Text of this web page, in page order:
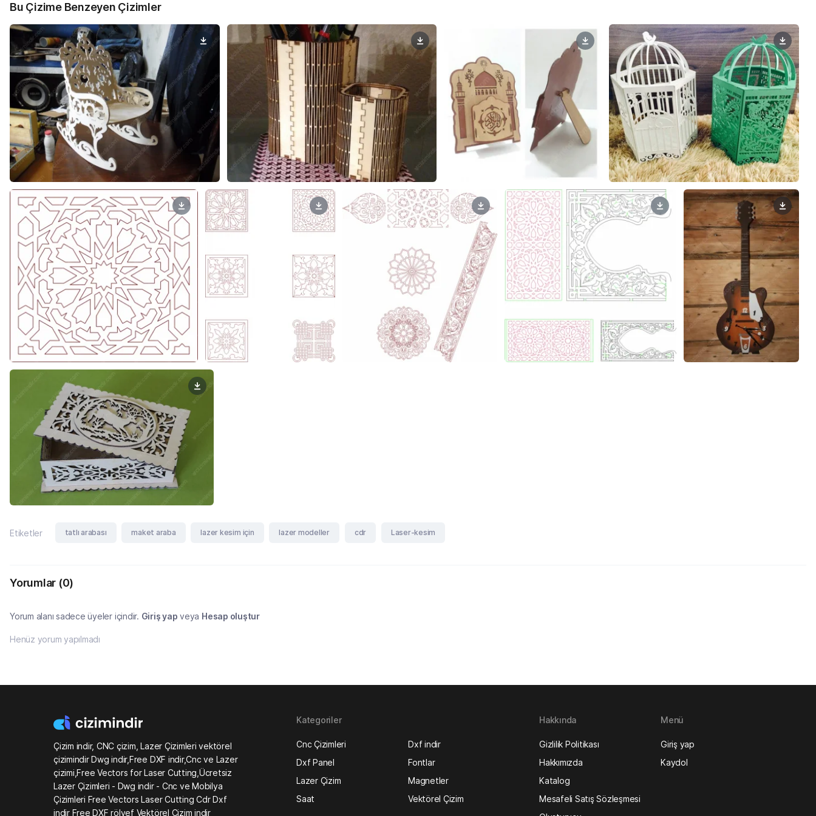
Bu Çizime Benzeyen Çizimler
Etiketler tatlı arabası maket araba lazer kesim için lazer modeller cdr Laser-kesim
Yorumlar (0)
Yorum alanı sadece üyeler içindir. Giriş yap veya Hesap oluştur
Henüz yorum yapılmadı
Çizim indir, CNC çizim, Lazer Çizimleri vektörel
çizimindir Dwg indir,Free DXF indir,Cnc ve Lazer
çizimi,Free Vectors for Laser Cutting,Ücretsiz
Lazer Çizimleri - Dwg indir - Cnc ve Mobilya
Çizimleri Free Vectors Laser Cutting Cdr Dxf
indir Free DXF rölyef Vektörel Çizim indir
Kategoriler
Cnc Çizimleri
Dxf indir
Dxf Panel
Fontlar
Lazer Çizim
Magnetler
Saat
Vektörel Çizim
Hakkında
Gizlilik Politikası
Hakkımızda
Katalog
Mesafeli Satış Sözleşmesi
Menü
Giriş yap
Kaydol